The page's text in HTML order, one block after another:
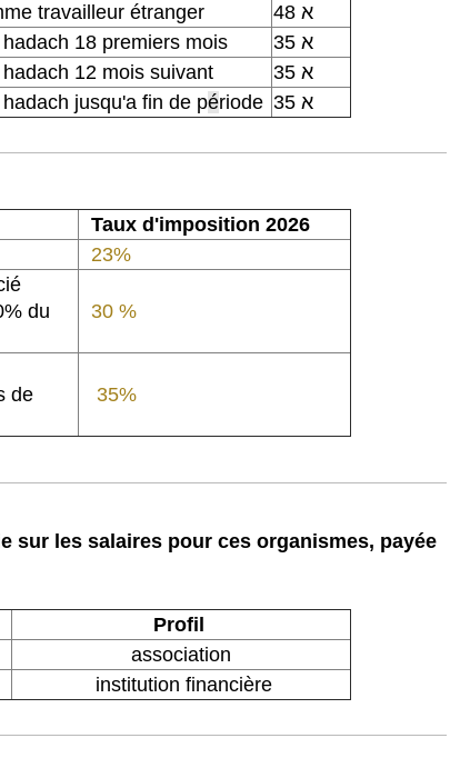
travailleur étranger
48 א
18 premiers mois
35 א
12 mois suivant
35 א
jusqu'a fin de période 35 א
Taux d'imposition 2026
23%
du
30 %
de
35%
sur les salaires pour ces organismes, payée
Profil
association
institution financière